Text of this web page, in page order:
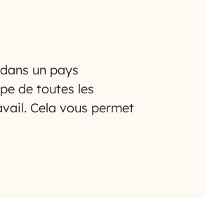
un pays
de toutes les
Cela vous permet